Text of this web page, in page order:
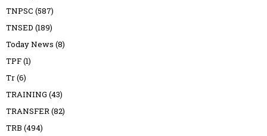
TNPSC (587)
TNSED (189)
Today News (8)
TPF(1)
Tr(6)
TRAINING (43)
TRANSFER(82)
TRB (494)